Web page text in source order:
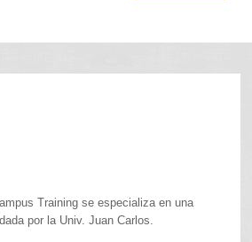
Training se especializa en una
por la Univ. Juan Carlos.